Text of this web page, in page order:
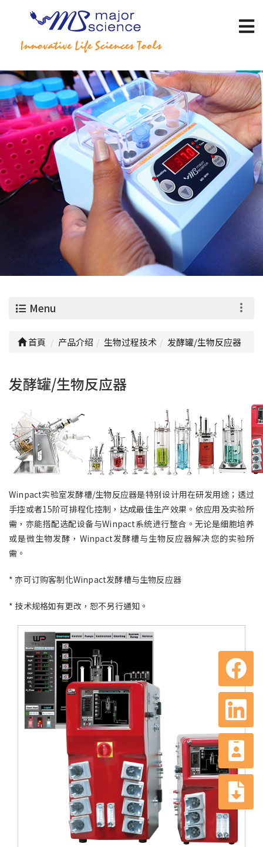
Menu
首頁 产品介绍 生物过程技术 发酵罐/生物反应器
发酵罐/生物反应器
Winpact实验室发酵槽/生物反应器是特别设计用在研发用途；透过
手控或者15阶可排程化控制，达成最佳生产效果。依应用及实验所
需，亦能搭配选配设备与Winpact系统进行整合。无论是细胞培养
或是微生物发酵，Winpact发酵槽与生物反应器解决您的实验所
需。
* 亦可订购客制化Winpact发酵槽与生物反应器
* 技术规格如有更改，恕不另行通知。